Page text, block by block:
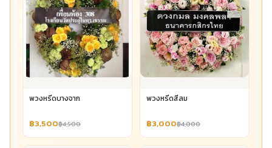
พวงหรีดบางจาก
฿3,500฿4,500
พวงหรีดสีลม
฿3,000฿4,000